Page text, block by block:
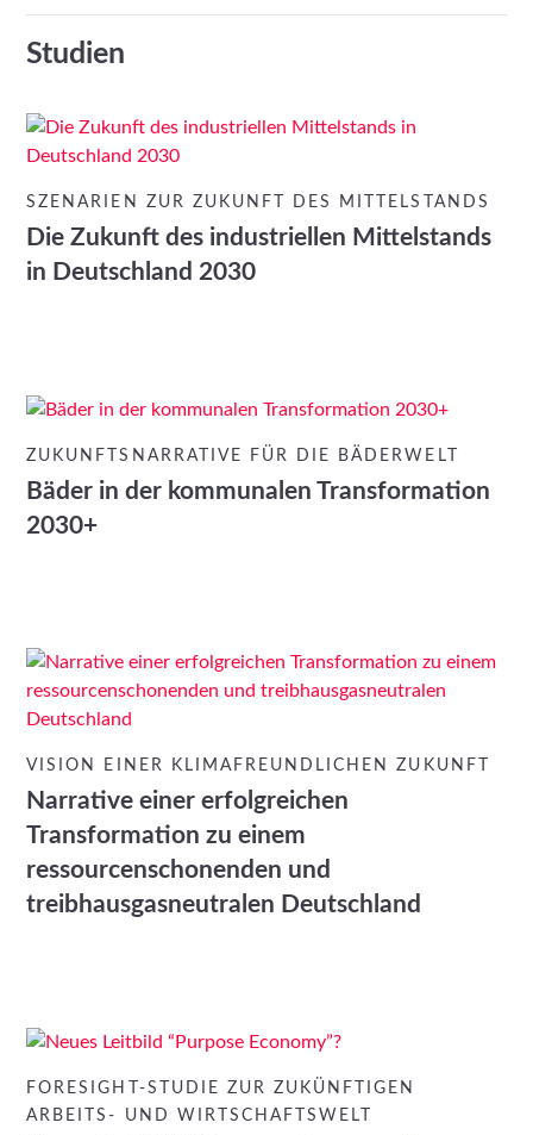
Studien
SZENARIEN ZUR ZUKUNFT DES MITTELSTANDS
Die Zukunft des industriellen Mittelstands
in Deutschland 2030
ZUKUNFTSNARRATIVE FÜR DIE BÄDERWELT
Bäder in der kommunalen Transformation
2030+
VISION EINER KLIMAFREUNDLICHEN ZUKUNFT
Narrative einer erfolgreichen
Transformation zu einem
ressourcenschonenden und
treibhausgasneutralen Deutschland
FORESIGHT-STUDIE ZUR ZUKÜNFTIGEN
ARBEITS- UND WIRTSCHAFTSWELT